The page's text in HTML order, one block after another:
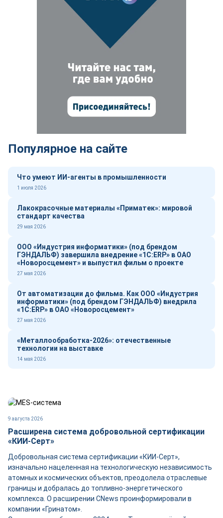
Популярное на сайте
Что умеют ИИ-агенты в промышленности
1 июля 2026
Лакокрасочные материалы «Приматек»: мировой
стандарт качества
29 мая 2026
ООО «Индустрия информатики» (под брендом
ГЭНДАЛЬФ) завершила внедрение «1С:ERP» в ОАО
«Новоросцемент» и выпустил фильм о проекте
27 мая 2026
От автоматизации до фильма. Как ООО «Индустрия
информатики» (под брендом ГЭНДАЛЬФ) внедрила
«1С:ERP» в ОАО «Новоросцемент»
27 мая 2026
«Металлообработка-2026»: отечественные
технологии на выставке
14 мая 2026
9 августа 2026
Расширена система добровольной сертификации
«КИИ-Серт»
Добровольная система сертификации «КИИ-Серт»,
изначально нацеленная на технологическую независимость
атомных и космических объектов, преодолела отраслевые
границы и добралась до топливно-энергетического
комплекса. О расширении CNews проинформировали в
компании «Гринатом».